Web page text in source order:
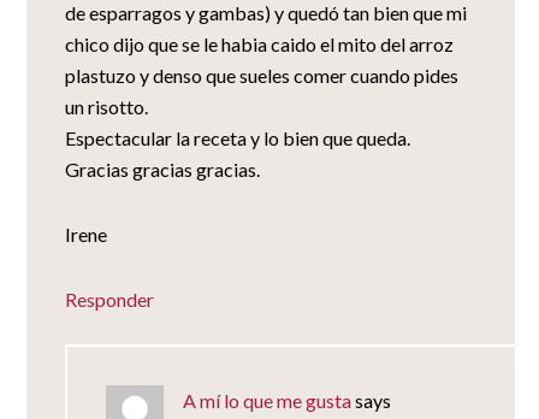
de esparragos y gambas) y quedó tan bien que mi
chico dijo que se le habia caido el mito del arroz
plastuzo y denso que sueles comer cuando pides
un risotto.
Espectacular la receta y lo bien que queda.
Gracias gracias gracias.
Irene
Responder
A mí lo que me gustasays